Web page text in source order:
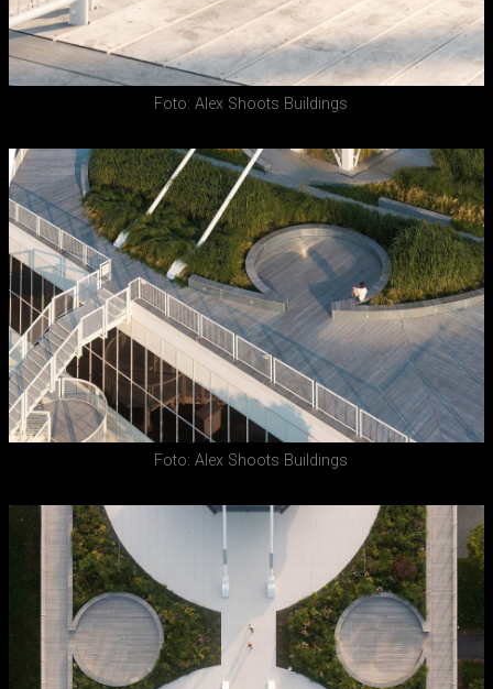
Foto: Alex Shoots Buildings
Foto: Alex Shoots Buildings